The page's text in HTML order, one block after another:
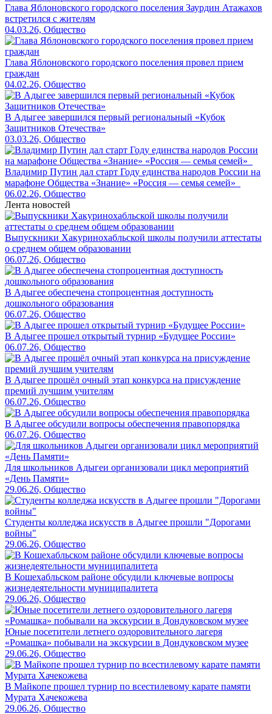
Глава Яблоновского городского поселения Заурдин Атажахов
встретился с жителям
04.03.26, Общество
Глава Яблоновского городского поселения провел прием
граждан
04.02.26, Общество
В Адыгее завершился первый региональный «Кубок
Защитников Отечества»
03.03.26, Общество
Владимир Путин дал старт Году единства народов России на
марафоне Общества «Знание» «Россия — семья семей»
06.02.26, Общество
Лента новостей
Выпускники Хакуринохабльской школы получили аттестаты
о среднем общем образовании
06.07.26, Общество
В Адыгее обеспечена стопроцентная доступность
дошкольного образования
06.07.26, Общество
В Адыгее прошел открытый турнир «Будущее России»
06.07.26, Общество
В Адыгее прошёл очный этап конкурса на присуждение
премий лучшим учителям
06.07.26, Общество
В Адыгее обсудили вопросы обеспечения правопорядка
06.07.26, Общество
Для школьников Адыгеи организовали цикл мероприятий
«День Памяти»
29.06.26, Общество
Студенты колледжа искусств в Адыгее прошли "Дорогами
войны"
29.06.26, Общество
В Кошехабльском районе обсудили ключевые вопросы
жизнедеятельности муниципалитета
29.06.26, Общество
Юные посетители летнего оздоровительного лагеря
«Ромашка» побывали на экскурсии в Дондуковском музее
29.06.26, Общество
В Майкопе прошел турнир по всестилевому карате памяти
Мурата Хачекожева
29.06.26, Общество